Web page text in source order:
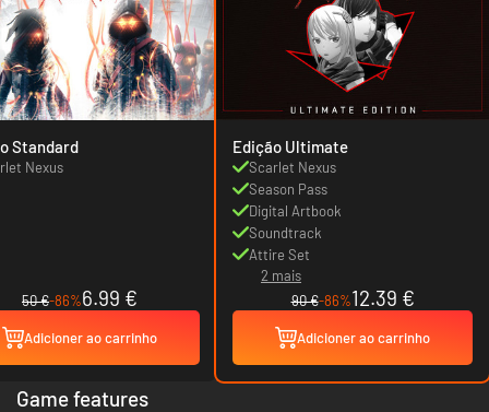
Standard
Nexus
50 €-86%6.99 €
Adicioner ao carrinho
Edição Ultimate
Scarlet Nexus
Season Pass
Digital Artbook
Soundtrack
Attire Set
2 mais
90 €-86%12.39 €
Adicioner ao carrinho
Game features